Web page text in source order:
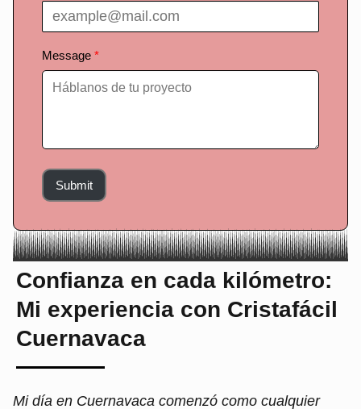
Message
Submit
Confianza en cada kilómetro:
Mi experiencia con Cristafácil
Cuernavaca
Mi día en Cuernavaca comenzó como cualquier